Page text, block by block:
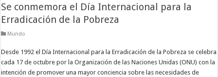
Se conmemora el Día Internacional para la
Erradicación de la Pobreza
Mundo
Desde 1992 el Día Internacional para la Erradicación de la Pobreza se celebra
cada 17 de octubre por la Organización de las Naciones Unidas (ONU) con la
intención de promover una mayor conciencia sobre las necesidades de